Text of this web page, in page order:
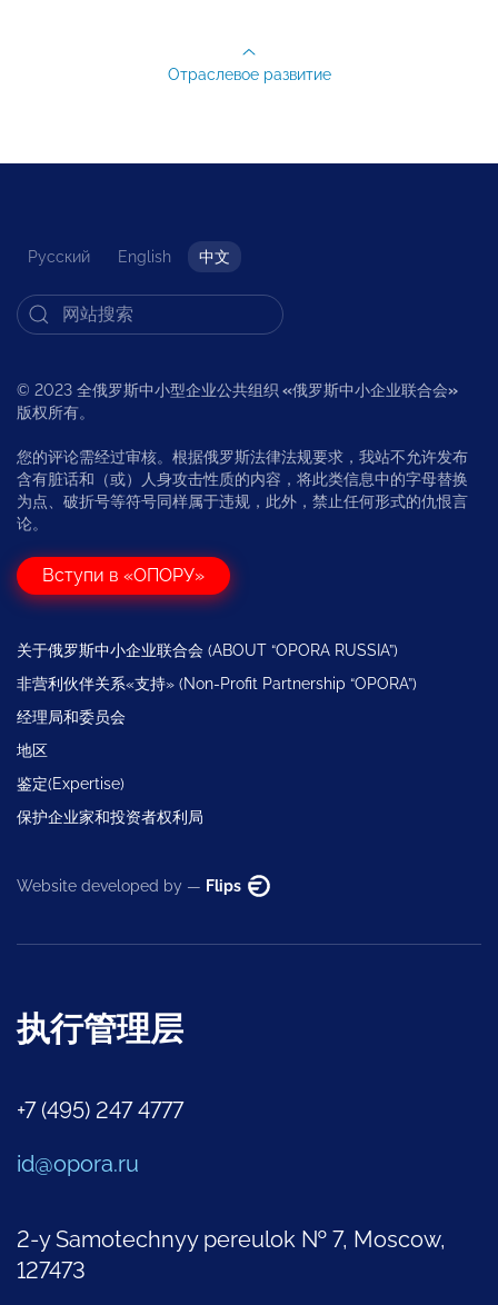
Отраслевое развитие
Русский English 中文
© 2023 全俄罗斯中小型企业公共组织 «俄罗斯中小企业联合会»
版权所有。
您的评论需经过审核。根据俄罗斯法律法规要求，我站不允许发布
含有脏话和（或）人身攻击性质的内容，将此类信息中的字母替换
为点、破折号等符号同样属于违规，此外，禁止任何形式的仇恨言
论。
Вступи в «ОПОРУ»
关于俄罗斯中小企业联合会 (ABOUT “OPORA RUSSIA”)
非营利伙伴关系«支持» (Non-Profit Partnership “OPORA”)
经理局和委员会
地区
鉴定(Expertise)
保护企业家和投资者权利局
Website developed by — Flips
执行管理层
+7 (495) 247 4777
id@opora.ru
2-y Samotechnyy pereulok № 7, Moscow,
127473